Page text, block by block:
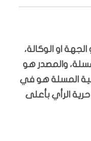
او الوكالة،
والمصدر هو
المسلة هو في
حرية الرأي بأعلى